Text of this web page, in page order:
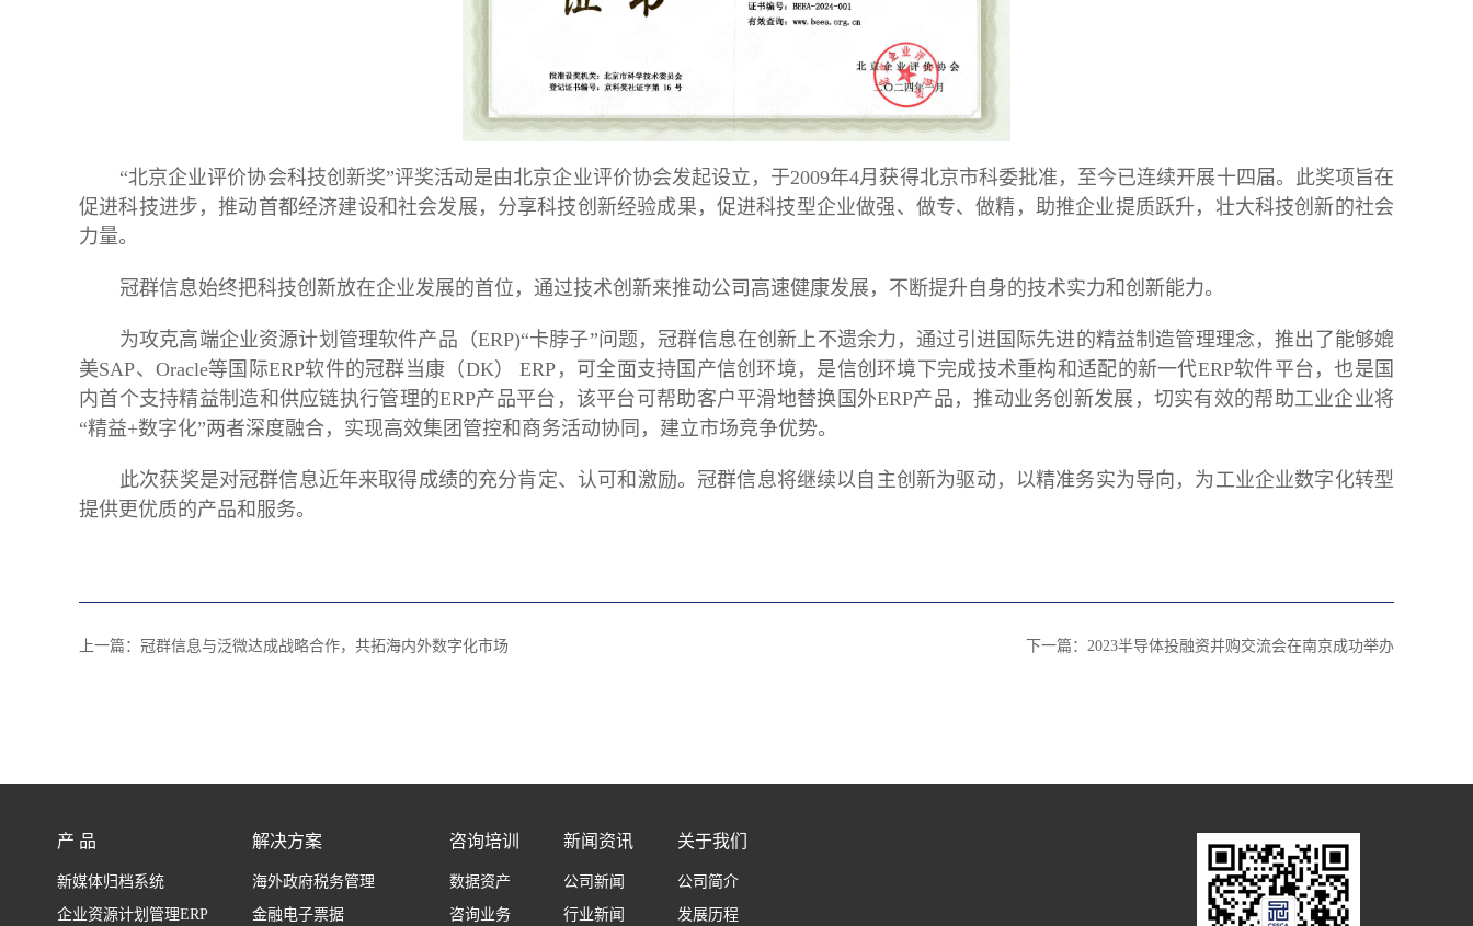
“北京企业评价协会科技创新奖”评奖活动是由北京企业评价协会发起设立，于2009年4月获得北京市科委批准，至今已连续开展十四届。此奖项旨在
促进科技进步，推动首都经济建设和社会发展，分享科技创新经验成果，促进科技型企业做强、做专、做精，助推企业提质跃升，壮大科技创新的社会
力量。
冠群信息始终把科技创新放在企业发展的首位，通过技术创新来推动公司高速健康发展，不断提升自身的技术实力和创新能力。
为攻克高端企业资源计划管理软件产品 （ERP)“卡脖子”问题，冠群信息在创新上不遗余力，通过引进国际先进的精益制造管理理念，推出了能够媲
美SAP、Oracle等国际ERP软件的冠群当康（DK） ERP，可全面支持国产信创环境， 是信创环境下完成技术重构和适配的新一代ERP软件平台，也是国
内首个支持精益制造和供应链执行管理的ERP产品平台，该平台可帮助客户平滑地替换国外ERP产品，推动业务创新发展，切实有效的帮助工业企业将
“精益+数字化”两者深度融合，实现高效集团管控和商务活动协同，建立市场竞争优势。
此次获奖是对冠群信息近年来取得成绩的充分肯定、认可和激励。冠群信息将继续以自主创新为驱动，以精准务实为导向，为工业企业数字化转型
提供更优质的产品和服务。
上一篇： 冠群信息与泛微达成战略合作，共拓海内外数字化市场 下一篇： 2023半导体投融资并购交流会在南京成功举办
产 品
新媒体归档系统
企业资源计划管理ERP
解决方案
海外政府税务管理
金融电子票据
咨询培训
数据资产
咨询业务
新闻资讯
公司新闻
行业新闻
关于我们
公司简介
发展历程